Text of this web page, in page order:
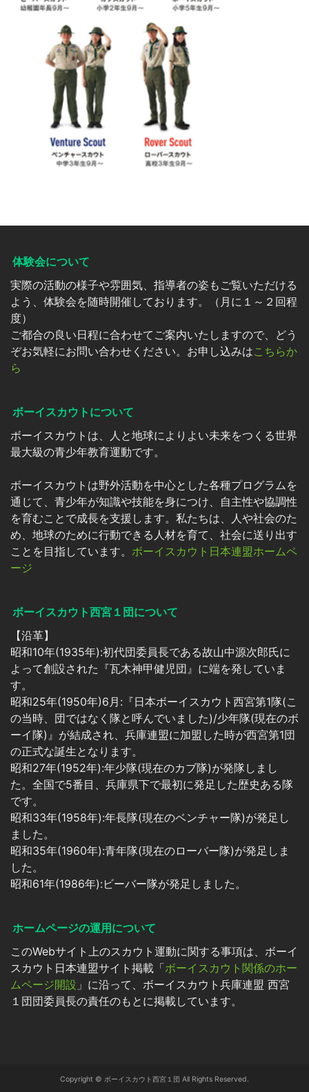
体験会について
実際の活動の様子や雰囲気、指導者の姿もご覧いただける
よう、体験会を随時開催しております。（月に１～２回程
度）
ご都合の良い日程に合わせてご案内いたしますので、どう
ぞお気軽にお問い合わせください。お申し込みはこちらか
ら
ボーイスカウトについて
ボーイスカウトは、人と地球によりよい未来をつくる世界
最大級の青少年教育運動です。
ボーイスカウトは野外活動を中心とした各種プログラムを
通じて、青少年が知識や技能を身につけ、自主性や協調性
を育むことで成長を支援します。私たちは、人や社会のた
め、地球のために行動できる人材を育て、社会に送り出す
ことを目指しています。 ボーイスカウト日本連盟ホームペ
ージ
ボーイスカウト西宮１団について
【沿革】
昭和10年(1935年):初代団委員長である故山中源次郎氏に
よって創設された『瓦木神甲健児団』に端を発していま
す。
昭和25年(1950年)6月:『日本ボーイスカウト西宮第1隊(こ
の当時、団ではなく隊と呼んでいました)/少年隊(現在のボ
ーイ隊)』が結成され、兵庫連盟に加盟した時が西宮第1団
の正式な誕生となります。
昭和27年(1952年):年少隊(現在のカブ隊)が発隊しまし
た。全国で5番目、兵庫県下で最初に発足した歴史ある隊
です。
昭和33年(1958年):年長隊(現在のベンチャー隊)が発足し
ました。
昭和35年(1960年):青年隊(現在のローバー隊)が発足しま
した。
昭和61年(1986年):ビーバー隊が発足しました。
ホームページの運用について
このWebサイト上のスカウト運動に関する事項は、ボーイ
スカウト日本連盟サイト掲載「ボーイスカウト関係のホー
ムページ開設 」に沿って、ボーイスカウト兵庫連盟 西宮
１団団委員長の責任のもとに掲載しています。
Copyright © ボーイスカウト西宮１団 All Rights Reserved.